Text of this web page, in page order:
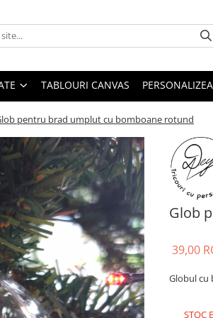
TABLOURI CANVAS
pentru brad umplut cu bomboane rotund
Glob
39,00
Globul cu
STOC